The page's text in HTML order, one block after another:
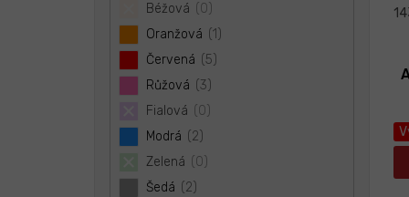
Béžová
0
Oranžová
1
Červená
5
Růžová
3
Fialová
0
Modrá
2
Zelená
0
Šedá
2